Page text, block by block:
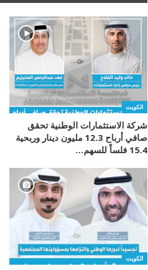
الكويت
شركة الاستثمارات الوطنية تحقق
صافي أرباح 12.3 مليون دينار وربحية
15.4 فلساً للسهم…
الكويت